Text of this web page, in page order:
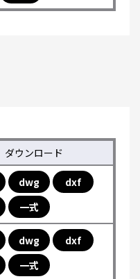
ダウンロード
dwg
dxf
一式
dwg
dxf
一式